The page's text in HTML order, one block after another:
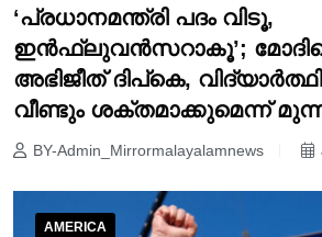
‘പ്രധാനമന്ത്രി പദം വിടൂ,
ഇൻഫ്ലുവൻസറാകൂ’;
അഭിജീത് ദിപ്കെ,
വീണ്ടും ശക്തമാക്കുമെന്ന്
BY-Admin_Mirrormalayalamnews
AMERICA